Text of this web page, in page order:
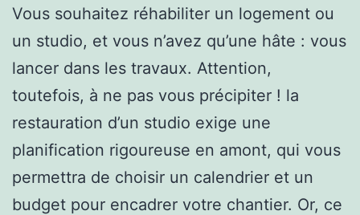
Vous souhaitez réhabiliter un logement ou
un studio, et vous n’avez qu’une hâte : vous
lancer dans les travaux. Attention,
toutefois, à ne pas vous précipiter ! la
restauration d’un studio exige une
planification rigoureuse en amont, qui vous
permettra de choisir un calendrier et un
budget pour encadrer votre chantier. Or, ce